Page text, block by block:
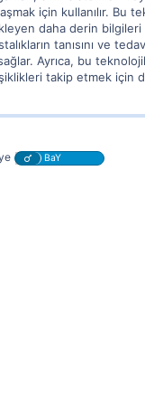
için kullanılır. Bu
daha derin bilgileri
tanısını ve
Ayrıca, bu
takip etmek için
BaY